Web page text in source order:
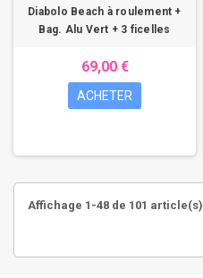
Diabolo Beach à roulement +
Bag. Alu Vert + 3 ficelles
69,00 €
ACHETER
Affichage 1-48 de 101 article(s)